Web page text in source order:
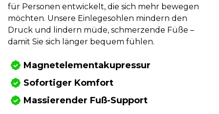
für Personen entwickelt, die sich mehr bewegen
möchten. Unsere Einlegesohlen mindern den
Druck und lindern müde, schmerzende Füße –
damit Sie sich länger bequem fühlen.
Magnetelementakupressur
Sofortiger Komfort
Massierender Fuß-Support